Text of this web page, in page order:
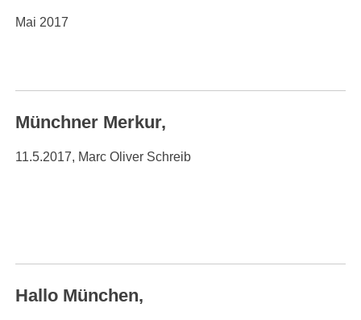
Mai 2017
Münchner Merkur,
11.5.2017, Marc Oliver Schreib
Hallo München,